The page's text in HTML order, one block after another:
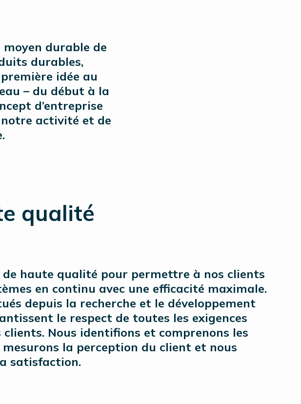
durable de
durables,
idée au
– du début à la
d’entreprise
activité et de
qualité
haute qualité pour permettre à nos clients
en continu avec une efficacité maximale.
depuis la recherche et le développement
le respect de toutes les exigences
Nous identifions et comprenons les
mesurons la perception du client et nous
satisfaction.